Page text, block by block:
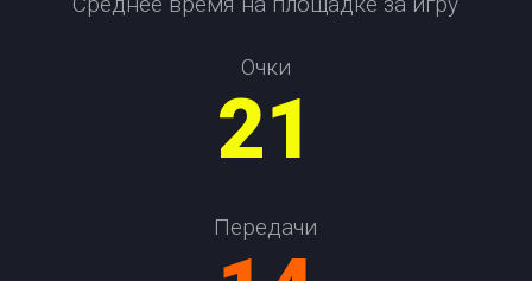
Очки
21
Передачи